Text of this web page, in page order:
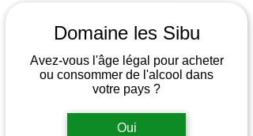
Domaine les Sibu
Avez-vous l'âge légal pour acheter
ou consommer de l'alcool dans
votre pays ?
Oui
GIGONDAS SUR
TABLE